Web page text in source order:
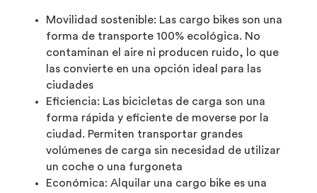
Movilidad sostenible: Las cargo bikes son una
forma de transporte 100% ecológica. No
contaminan el aire ni producen ruido, lo que
las convierte en una opción ideal para las
ciudades
Eficiencia: Las bicicletas de carga son una
forma rápida y eficiente de moverse por la
ciudad. Permiten transportar grandes
volúmenes de carga sin necesidad de utilizar
un coche o una furgoneta
Económica: Alquilar una cargo bike es una